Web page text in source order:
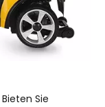
Bieten Sie